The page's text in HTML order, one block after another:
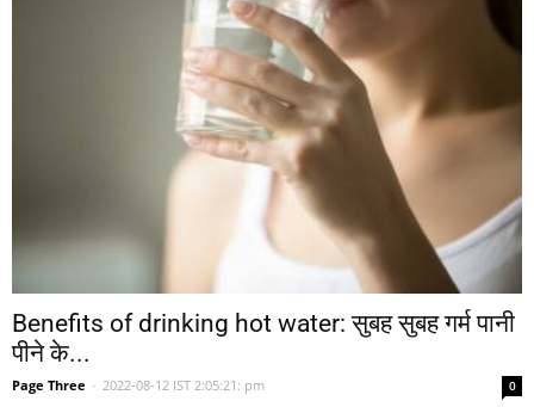
Benefits of drinking hot water: सुबह सुबह गर्म पानी
पीने के...
Page Three - 2022-08-12 IST 2:05:21: pm 0